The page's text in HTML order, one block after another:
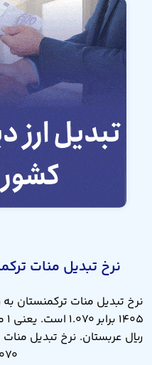
نرخ تبدیل منات
ریال عربستان. نرخ تبدیل
۱.۰۷۰